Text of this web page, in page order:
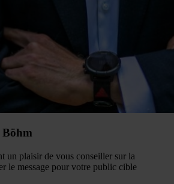
Böhm
un plaisir de vous conseiller sur la
le message pour votre public cible